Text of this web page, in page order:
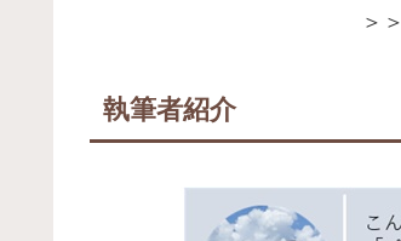
＞＞
執筆者紹介